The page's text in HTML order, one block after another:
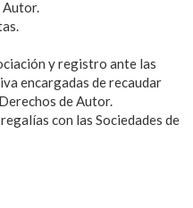
Autor.
y registro ante las
encargadas de recaudar
de Autor.
con las Sociedades de